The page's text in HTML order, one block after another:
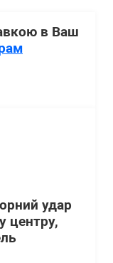
в Ваш
удар
центру,